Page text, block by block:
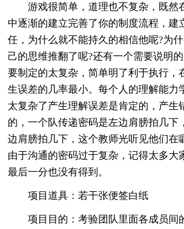
游戏很简单，道理也不复杂，既然
中逐渐的建立完善了你的制度流程，建
任，为什么就不能持久的相信他呢?为
己的思维推翻了呢?还有一个需要说明
要制定的太复杂，简单明了利于执行，
生误差的几率最小。每个人的理解能力
太复杂了产生理解误差是肯定的，产生
的，一个队传递密码是左边肩膀拍几下
边肩膀拍几下，这个教师光听见他们在
由于沟通的密码过于复杂，记得太多大
最后一分也没有得到。
项目道具：若干张便签白纸
项目目的：考验团队里面各成员间